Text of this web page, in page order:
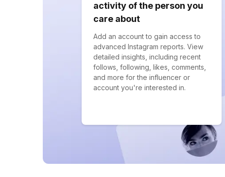
activity of the person you
care about
Add an account to gain access to
advanced Instagram reports. View
detailed insights, including recent
follows, following, likes, comments,
and more for the influencer or
account you're interested in.